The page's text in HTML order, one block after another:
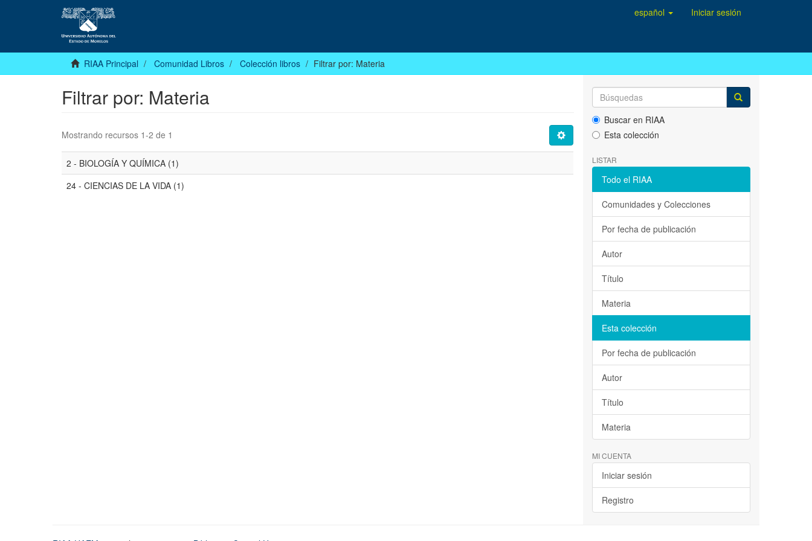
español Iniciar sesión
RIAA Principal Comunidad Libros Colección libros Filtrar por: Materia
Filtrar por: Materia
Mostrando recursos 1-2 de 1
2 - BIOLOGÍA Y QUÍMICA (1)
24 - CIENCIAS DE LA VIDA (1)
Buscar en RIAA
Esta colección
LISTAR
Todo el RIAA
Comunidades y Colecciones
Por fecha de publicación
Autor
Título
Materia
Esta colección
Por fecha de publicación
Autor
Título
Materia
MI CUENTA
Iniciar sesión
Registro